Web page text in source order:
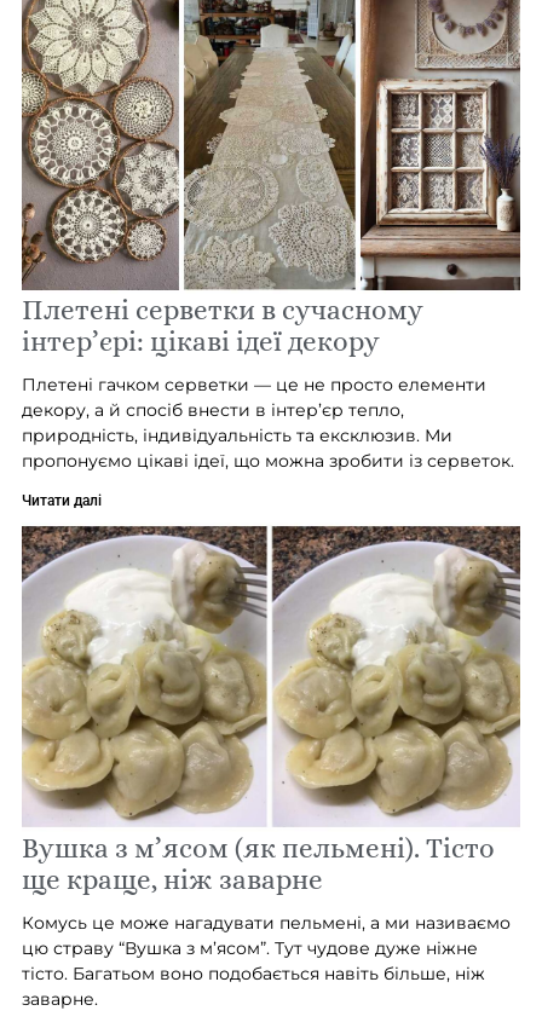
Плетені серветки в сучасному
інтер’єрі: цікаві ідеї декору
Плетені гачком серветки — це не просто елементи
декору, а й спосіб внести в інтер’єр тепло,
природність, індивідуальність та ексклюзив. Ми
пропонуємо цікаві ідеї, що можна зробити із серветок.
Читати далі
Вушка з м’ясом (як пельмені). Тісто
ще краще, ніж заварне
Комусь це може нагадувати пельмені, а ми називаємо
цю страву “Вушка з м’ясом”. Тут чудове дуже ніжне
тісто. Багатьом воно подобається навіть більше, ніж
заварне.